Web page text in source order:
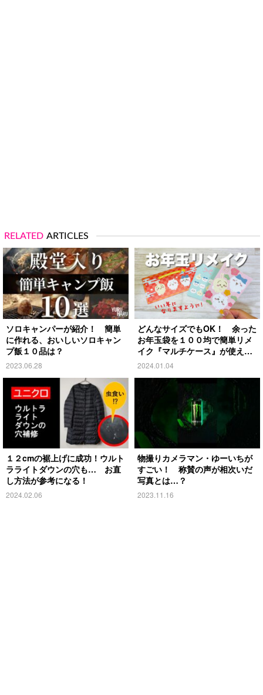
RELATED ARTICLES
ソロキャンパーが紹介！ 簡単
に作れる、おいしいソロキャン
プ飯１０品は？
2023.06.28
どんなサイズでもOK！ 余った
お年玉袋を１００均で簡単リメ
イク『マルチケース』が使え
る！
2024.01.04
１２cmの裾上げに成功！ウルト
ラライトダウンの穴も… お直
し方法が参考になる！
2024.02.06
物撮りカメラマン・ゆーいちが
すごい！ 称賛の声が相次いだ
写真とは…？
2023.11.16